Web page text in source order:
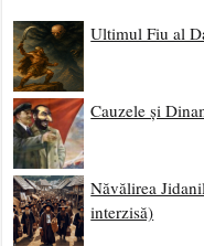
Ultimul Fiu al
Cauzele și
Năvălirea
interzisă)